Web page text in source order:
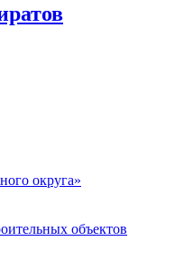
округа»
объектов